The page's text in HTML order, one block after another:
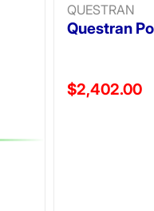
QUESTRAN
Questran
Precio
$2,402.00